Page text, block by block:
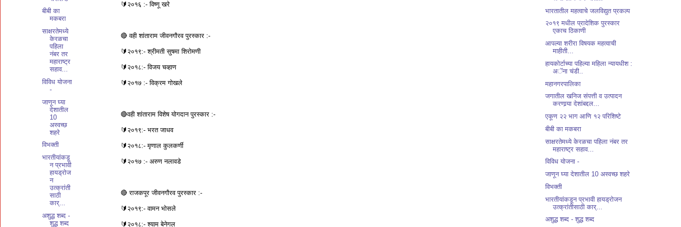
🔰२०१६ :- विष्णू खरे
🔴 वही शांताराम जीवनगौरव पुरस्कार :-
🔰२०१९:- श्रीमती सुषमा शिरोमणी
🔰२०१८:- विजय चव्हाण
🔰२०१७ :- विक्रम गोखले
🔴वही शांताराम विशेष योगदान पुरस्कार :-
🔰२०१९:- भरत जाधव
🔰२०१८:- मृणाल कुलकर्णी
🔰२०१७ :- अरुण नलावडे
🔴 राजकपूर जीवनगौरव पुरस्कार :-
🔰२०१९:- वामन भोसले
🔰२०१८:- श्याम बेनेगल
बीबी का
मकबरा
साक्षरतेमध्ये
केरळचा
पहिला
नंबर तर
महाराष्ट्र
सहाव...
विविध योजना
-
जाणून घ्या
देशातील
10
अस्वच्छ
शहरे
विभक्ती
भारतीयांकडू
न प्रभावी
हायड्रोज
न
उत्क्रांती
साठी
कार्...
अशुद्ध शब्द -
शुद्ध शब्द
भारतातील महत्वाचे जलविद्युत प्रकल्प
२०१९ मधील प्रादेशिक पुरस्कार
एकाच ठिकाणी
आपल्या शरीरा विषयक महत्वाची
माहीती...
हायकोर्टाच्या पहिल्या महिला न्यायधीश :
अॅना चंडी..
महानगरपालिका
जगातील खनिज संपत्ती व उत्पादन
करणार्‍या देशांबद्दल...
एकूण २२ भाग आणि १२ परिशिष्टे
बीबी का मकबरा
साक्षरतेमध्ये केरळचा पहिला नंबर तर
महाराष्ट्र सहाव...
विविध योजना -
जाणून घ्या देशातील 10 अस्वच्छ शहरे
विभक्ती
भारतीयांकडून प्रभावी हायड्रोजन
उत्क्रांतीसाठी कार्...
अशुद्ध शब्द - शुद्ध शब्द